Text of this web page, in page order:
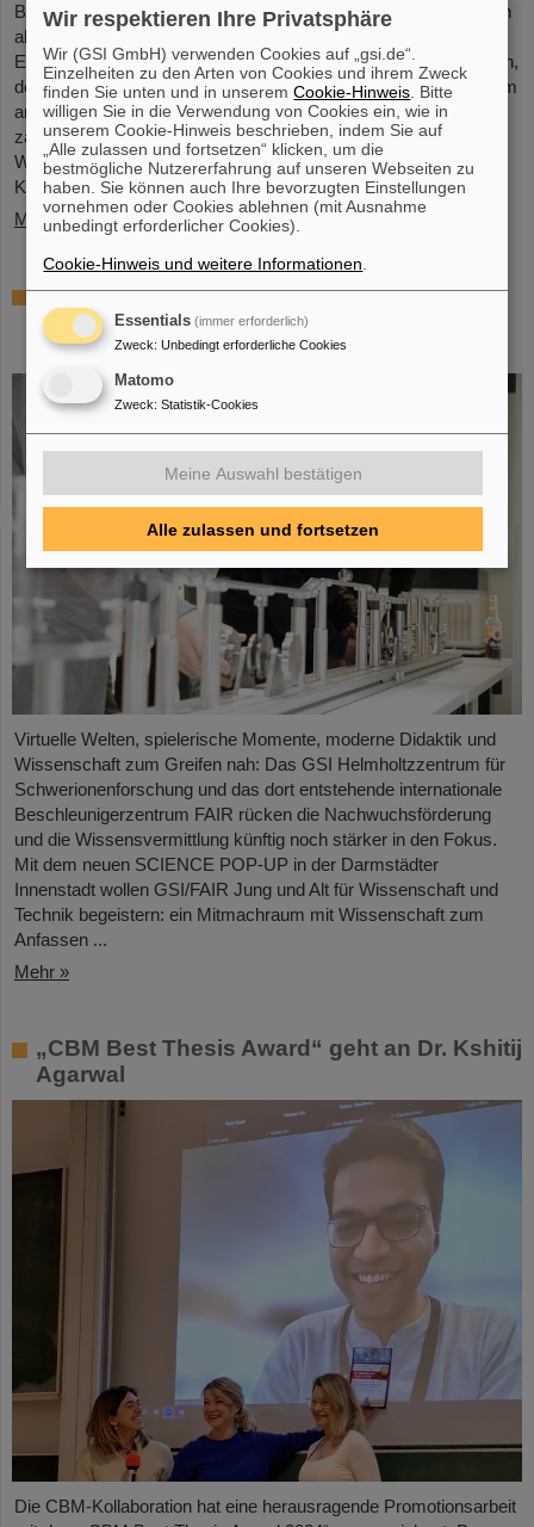
Biblis hat Ministerpräsident Boris Rhein laserbasierte Kernfusion
als Schlüsseltechnologie für eine saubere und wirtschaftliche
Energieversorgung bezeichnet. Auch Professor Thomas Nilsson,
der Wissenschaftliche Geschäftsführer von GSI und FAIR, nahm
an dem Treffen teil und unterzeichnete gemeinsam mit
zahlreichen Vertreter*innen aus Politk, Wirtschaft und
Wissenschaft ein Memorandum of Understanding (MoU) zur
Kernfusion.
Mehr »
Schaufenster in die Spitzenforschung:
SCIENCE POP-UP von GSI/FAIR bringt
Wissenschaft in die City
Virtuelle Welten, spielerische Momente, moderne Didaktik und
Wissenschaft zum Greifen nah: Das GSI Helmholtzzentrum für
Schwerionenforschung und das dort entstehende internationale
Beschleunigerzentrum FAIR rücken die Nachwuchsförderung
und die Wissensvermittlung künftig noch stärker in den Fokus.
Mit dem neuen SCIENCE POP-UP in der Darmstädter
Innenstadt wollen GSI/FAIR Jung und Alt für Wissenschaft und
Technik begeistern: ein Mitmachraum mit Wissenschaft zum
Anfassen ...
Mehr »
„CBM Best Thesis Award“ geht an Dr. Kshitij
Agarwal
Die CBM-Kollaboration hat eine herausragende Promotionsarbeit
Wir respektieren Ihre Privatsphäre
Wir (GSI GmbH) verwenden Cookies auf „gsi.de“.
Einzelheiten zu den Arten von Cookies und ihrem Zweck
finden Sie unten und in unseremCookie-Hinweis . Bitte
willigen Sie in die Verwendung von Cookies ein, wie in
unserem Cookie-Hinweis beschrieben, indem Sie auf
„Alle zulassen und fortsetzen“ klicken, um die
bestmögliche Nutzererfahrung auf unseren Webseiten zu
haben. Sie können auch Ihre bevorzugten Einstellungen
vornehmen oder Cookies ablehnen (mit Ausnahme
unbedingt erforderlicher Cookies).
Cookie-Hinweis und weitere Informationen
Essentials (immer erforderlich)
Zweck: Unbedingt erforderliche Cookies
Matomo
Zweck: Statistik-Cookies
Meine Auswahl bestätigen
Alle zulassen und fortsetzen